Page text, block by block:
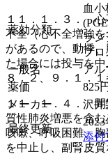
１１．１．３． 心
不全（心不全増強
があるので、動悸
た場合には投与を
８．２、９．１．１
１１．１．４． 間
質性肺炎増悪を含
咳嗽、呼吸困難、
を中止し、副腎皮
薬効分類
血
ラン
プロ
一般名
アル
薬価
825
メーカー
沢井
最終更新
添付